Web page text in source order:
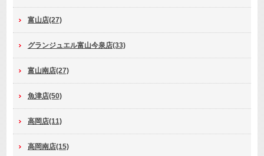
富山店(27)
グランジュエル富山今泉店(33)
富山南店(27)
魚津店(50)
高岡店(11)
高岡南店(15)